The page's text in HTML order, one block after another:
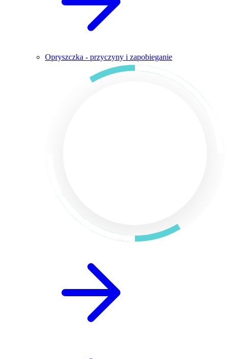
Opryszczka - przyczyny i zapobieganie